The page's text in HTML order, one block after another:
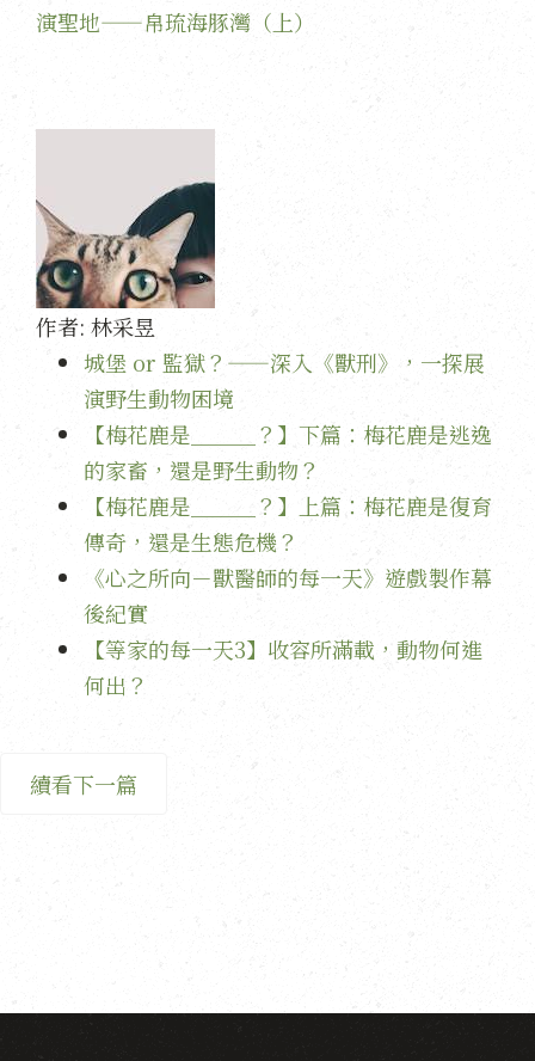
演聖地——帛琉海豚灣（上）
作者: 林采昱
城堡 or 監獄？——深入《獸刑》，一探展
演野生動物困境
【梅花鹿是＿＿＿？】下篇：梅花鹿是逃逸
的家畜，還是野生動物？
【梅花鹿是＿＿＿？】上篇：梅花鹿是復育
傳奇，還是生態危機？
《心之所向－獸醫師的每一天》遊戲製作幕
後紀實
【等家的每一天3】收容所滿載，動物何進
何出？
續看下一篇